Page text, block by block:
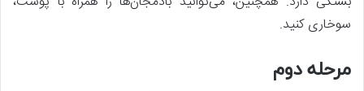
سوخاری کنید.
مرحله دوم